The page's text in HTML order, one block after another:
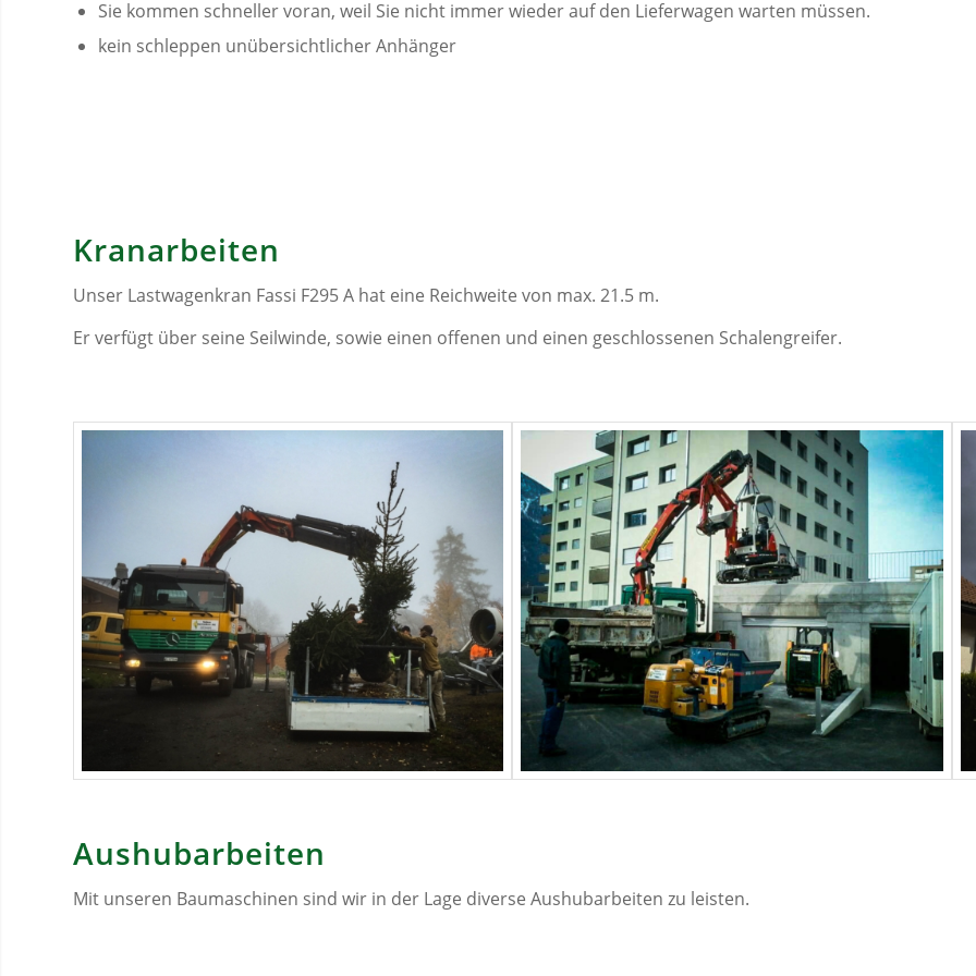
Sie kommen schneller voran, weil Sie nicht immer wieder auf den Lieferwagen warten müssen.
kein schleppen unübersichtlicher Anhänger
Kranarbeiten
Unser Lastwagenkran Fassi F295 A hat eine Reichweite von max. 21.5 m.
Er verfügt über seine Seilwinde, sowie einen offenen und einen geschlossenen Schalengreifer.
Aushubarbeiten
Mit unseren Baumaschinen sind wir in der Lage diverse Aushubarbeiten zu leisten.